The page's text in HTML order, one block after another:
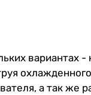
вариантах
охлажденного
а так же